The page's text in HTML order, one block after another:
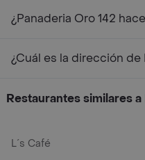
¿Panaderia Oro 142
¿Cuál es la dirección de
Restaurantes similares
L´s Café